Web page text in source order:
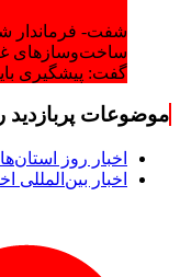
شفت- فرماندار
ساخت‌وسازهای
گفت: پیشگیری
موضوعات پربازدید
اخبار روز
اخبار بین‌المللی